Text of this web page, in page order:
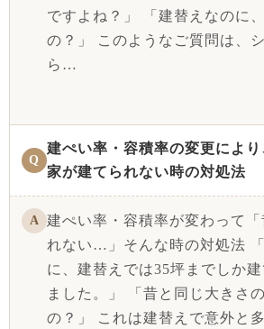
ですよね？」 「建替えなのに
の？」 このようなご質問は、
ら…
Q
建ぺい率・容積率の変更によ
家が建てられない時の対処法
A 建ぺい率・容積率が変わって
れない…」そんな時の対処法
に、建替えでは35坪までしか
ました。」 「昔と同じ大きさ
の？」 これは建替えで意外と